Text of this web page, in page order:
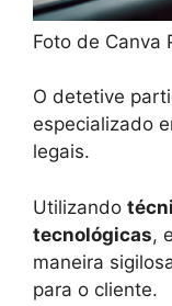
Foto de Canva
O detetive
especializado
legais.
Utilizando
tecnológicas,
maneira
para o cliente.